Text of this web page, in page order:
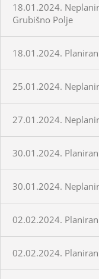
18.01.2024.
Grubišno Polje
18.01.2024.
25.01.2024.
27.01.2024.
30.01.2024.
30.01.2024.
02.02.2024.
02.02.2024.